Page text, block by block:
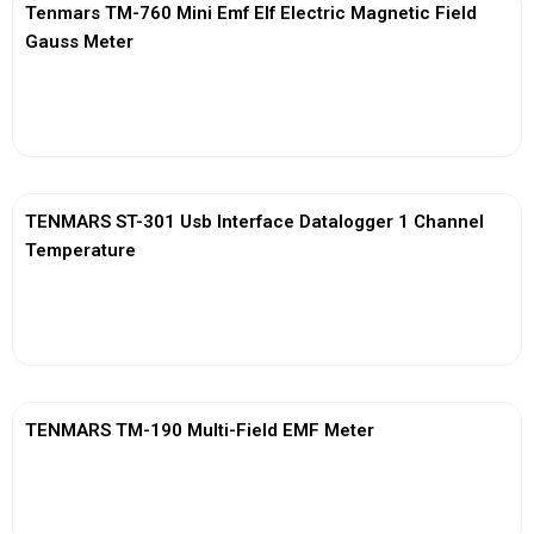
Tenmars TM-760 Mini Emf Elf Electric Magnetic Field
Gauss Meter
TENMARS ST-301 Usb Interface Datalogger 1 Channel
Temperature
TENMARS TM-190 Multi-Field EMF Meter